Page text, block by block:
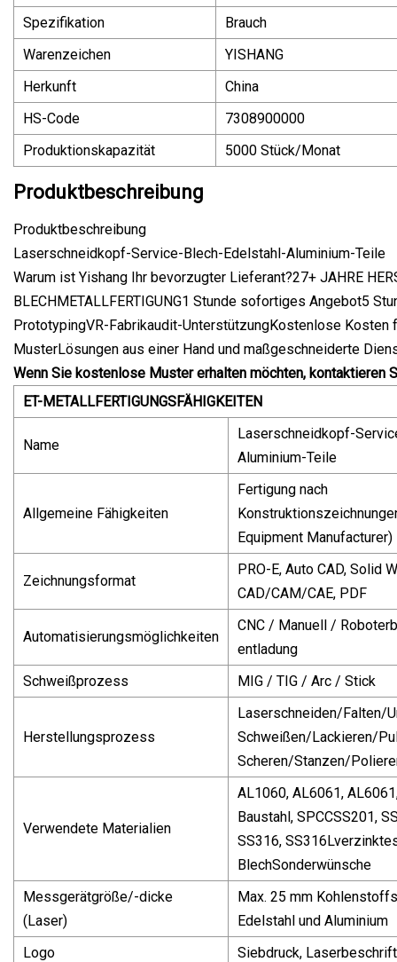
Spezifikation
Brauch
Warenzeichen
YISHANG
Herkunft
China
HS-Code
7308900000
Produktionskapazität
5000 Stück/Monat
Produktbeschreibung
Produktbeschreibung
Laserschneidkopf-Service-Blech-Edelstahl-Aluminium-Teile
Warum ist Yishang Ihr bevorzugter Lieferant?27+ JAHRE
BLECHMETALLFERTIGUNG1 Stunde sofortiges Angebot5
PrototypingVR-Fabrikaudit-UnterstützungKostenlose Kosten
MusterLösungen aus einer Hand und maßgeschneiderte
Wenn Sie kostenlose Muster erhalten möchten, kontaktieren
ET-METALLFERTIGUNGSFÄHIGKEITEN
Name
Laserschneidkopf-
Aluminium-Teile
Allgemeine Fähigkeiten
Fertigung nach
Equipment Manufacturer)
Zeichnungsformat
PRO-E, Auto CAD, Solid
CAD/CAM/CAE, PDF
Automatisierungsmöglichkeiten
CNC / Manuell /
entladung
Schweißprozess
MIG / TIG / Arc / Stick
Herstellungsprozess
Laserschneiden/Falten/
Schweißen/Lackieren/
Scheren/Stanzen/
Verwendete Materialien
AL1060, AL6061,
Baustahl, SPCCSS201,
SS316,
BlechSonderwünsche
Messgerätgröße/-dicke
(Laser)
Max. 25 mm
Edelstahl und Aluminium
Logo
Siebdruck,